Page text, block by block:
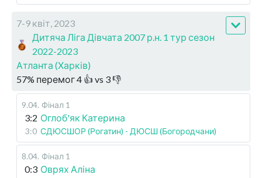
7-9 квіт, 2023
Дитяча Ліга Дівчата 2007 р.н. 1 тур сезон
2022-2023
Атланта (Харків)
57% перемог4 👍 vs 3👎
9.04. Фінал 1
3:2 Оглоб'як Катерина
3:0 СДЮСШОР (Рогатин) - ДЮСШ (Богородчани)
8.04. Фінал 1
0:3 Оврях Аліна